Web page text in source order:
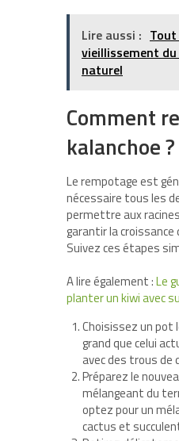
Lire aussi :
vieillissement
naturel
Comment
kalanchoe ?
Le rempotage est
nécessaire tous les
permettre aux
garantir la croissance
Suivez ces étapes
A lire également :Le
planter un kiwi avec
Choisissez un pot
grand que celui
avec des trous de
Préparez le
mélangeant du
optez pour un
cactus et